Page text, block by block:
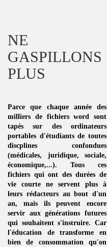
NE
GASPILLONS
PLUS
Parce que chaque année des
milliers de fichiers word sont
tapés sur des ordinateurs
portables d'étudiants de toutes
discplines confondues
(médicales, juridique, sociale,
économique,...). Tous ces
fichiers qui ont des durées de
vie courte ne servent plus à
leurs rédacteurs au bout d'un
an, mais ils peuvent encore
servir aux générations futures
qui souhaitent s'instruire. Car
l'éducation de transforme en
bien de consommationqu'on